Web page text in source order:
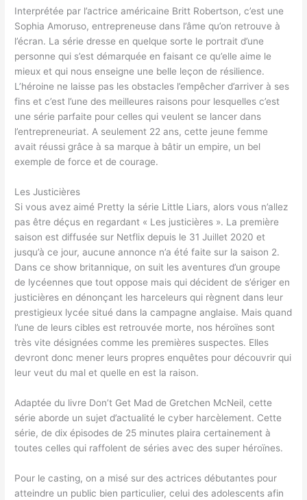
Interprétée par l’actrice américaine Britt Robertson, c’est une
Sophia Amoruso, entrepreneuse dans l’âme qu’on retrouve à
l’écran. La série dresse en quelque sorte le portrait d’une
personne qui s’est démarquée en faisant ce qu’elle aime le
mieux et qui nous enseigne une belle leçon de résilience.
L’héroine ne laisse pas les obstacles l’empêcher d’arriver à ses
fins et c’est l’une des meilleures raisons pour lesquelles c’est
une série parfaite pour celles qui veulent se lancer dans
l’entrepreneuriat. A seulement 22 ans, cette jeune femme
avait réussi grâce à sa marque à bâtir un empire, un bel
exemple de force et de courage.
Les Justicières
Si vous avez aimé Pretty la série Little Liars, alors vous n’allez
pas être déçus en regardant « Les justicières ». La première
saison est diffusée sur Netflix depuis le 31 Juillet 2020 et
jusqu’à ce jour, aucune annonce n’a été faite sur la saison 2.
Dans ce show britannique, on suit les aventures d’un groupe
de lycéennes que tout oppose mais qui décident de s’ériger en
justicières en dénonçant les harceleurs qui règnent dans leur
prestigieux lycée situé dans la campagne anglaise. Mais quand
l’une de leurs cibles est retrouvée morte, nos héroïnes sont
très vite désignées comme les premières suspectes. Elles
devront donc mener leurs propres enquêtes pour découvrir qui
leur veut du mal et quelle en est la raison.
Adaptée du livre Don’t Get Mad de Gretchen McNeil, cette
série aborde un sujet d’actualité le cyber harcèlement. Cette
série, de dix épisodes de 25 minutes plaira certainement à
toutes celles qui raffolent de séries avec des super héroïnes.
Pour le casting, on a misé sur des actrices débutantes pour
atteindre un public bien particulier, celui des adolescents afin